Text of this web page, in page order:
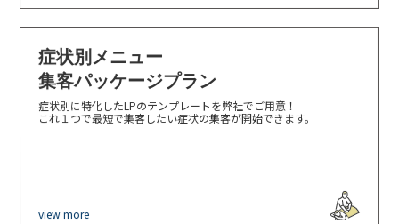
症状別メニュー
集客パッケージプラン
症状別に特化したLPのテンプレートを弊社でご用意！
これ１つで最短で集客したい症状の集客が開始できます。
view more